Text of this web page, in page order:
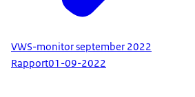
VWS-monitor september 2022
Rapport01-09-2022